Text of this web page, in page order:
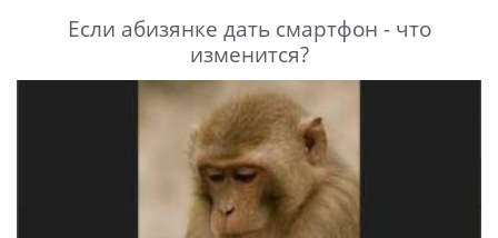
Если абизянке дать смартфон - что
изменится?